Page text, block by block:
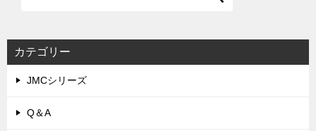
カテゴリー
JMCシリーズ
Q＆A